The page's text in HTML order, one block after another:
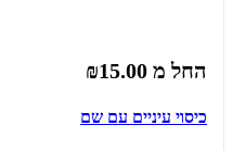
החל מ ₪15.00
כיסוי עיניים עם שם